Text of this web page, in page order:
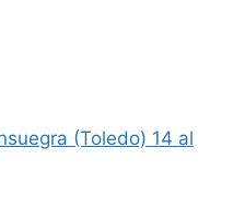
(Toledo) 14 al